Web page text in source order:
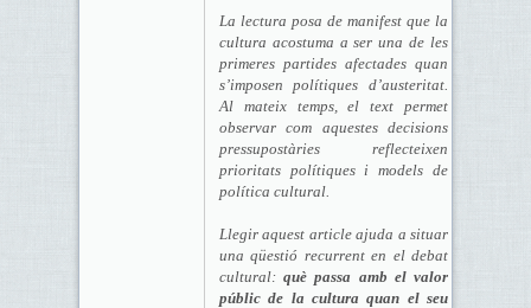
La lectura posa de manifest que la
cultura acostuma a ser una de les
primeres partides afectades quan
s’imposen polítiques d’austeritat.
Al mateix temps, el text permet
observar com aquestes decisions
pressupostàries reflecteixen
prioritats polítiques i models de
política cultural.
Llegir aquest article ajuda a situar
una qüestió recurrent en el debat
cultural:què passa amb el valor
públic de la cultura quan el seu